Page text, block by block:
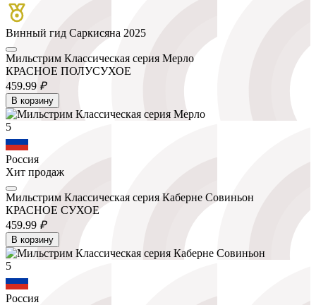
Винный гид Саркисяна 2025
Мильстрим Классическая серия Мерло
КРАСНОЕ ПОЛУСУХОЕ
459.99 ₽
В корзину
5
Россия
Хит продаж
Мильстрим Классическая серия Каберне Совиньон
КРАСНОЕ СУХОЕ
459.99 ₽
В корзину
5
Россия